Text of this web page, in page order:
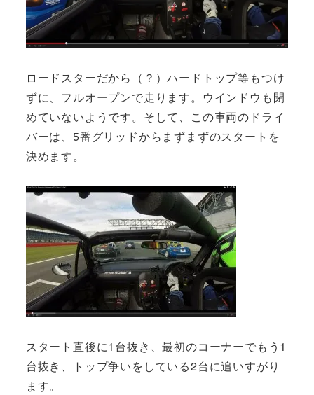
ロードスターだから（？）ハードトップ等もつけ
ずに、フルオープンで走ります。ウインドウも閉
めていないようです。そして、この車両のドライ
バーは、5番グリッドからまずまずのスタートを
決めます。
スタート直後に1台抜き、最初のコーナーでもう1
台抜き、トップ争いをしている2台に追いすがり
ます。